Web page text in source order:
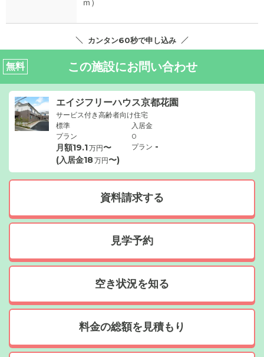
ｍ）
カンタン60秒で申し込み
無料 この施設にお問い合わせ
エイジフリーハウス京都花園
サービス付き高齢者向け住宅
標準
プラン
月額19.1万円〜
(入居金18万円〜)
入居金
0
プラン -
資料請求する
見学予約
空き状況を知る
料金の総額を見積もり